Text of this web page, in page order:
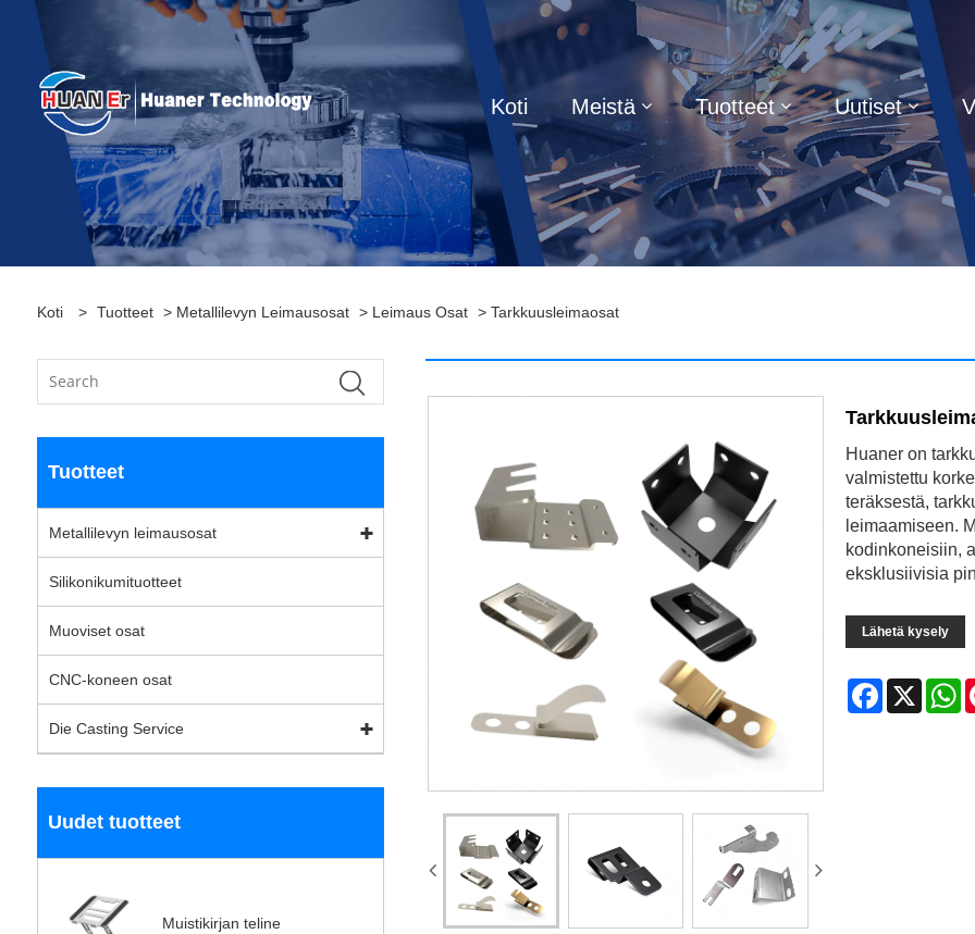
Koti Meistä Tuotteet Uutiset
Koti > Tuotteet > Metallilevyn Leimausosat > Leimaus Osat > Tarkkuusleimaosat
Tuotteet
Metallilevyn leimausosat
Silikonikumituotteet
Muoviset osat
CNC-koneen osat
Die Casting Service
Uudet tuotteet
Muistikirjan teline
Huaner on
valmistettu
teräksestä,
leimaamiseen.
kodinkoneisiin,
eksklusiivisia
Lähetä kysely
Facebook
X